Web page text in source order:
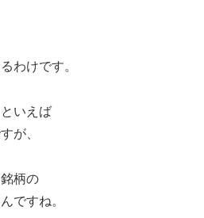
わけです。
いえば
が、
柄の
ですね。